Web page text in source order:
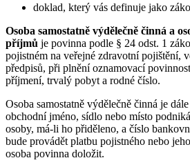
doklad, který vás definuje jako
Osoba samostatně výdělečně činná a
příjmů je povinna podle § 24 odst. 1
pojistném na veřejné zdravotní pojištění,
předpisů, při plnění oznamovací
příjmení, trvalý pobyt a rodné číslo.
Osoba samostatně výdělečně činná je
obchodní jméno, sídlo nebo místo
osoby, má-li ho přiděleno, a číslo
bude provádět platbu pojistného nebo
osoba povinna doložit.